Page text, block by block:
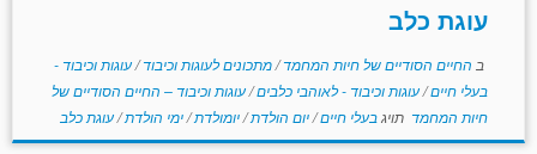
עוגת כלב
ב החיים הסודיים של חיות המחמד/מתכונים לעוגות וכיבוד/עוגות וכיבוד -
בעלי חיים/עוגות וכיבוד - לאוהבי כלבים/עוגות וכיבוד – החיים הסודיים של
חיות המחמד תויגבעלי חיים/יום הולדת/יומולדת/ימי הולדת/עוגת כלב